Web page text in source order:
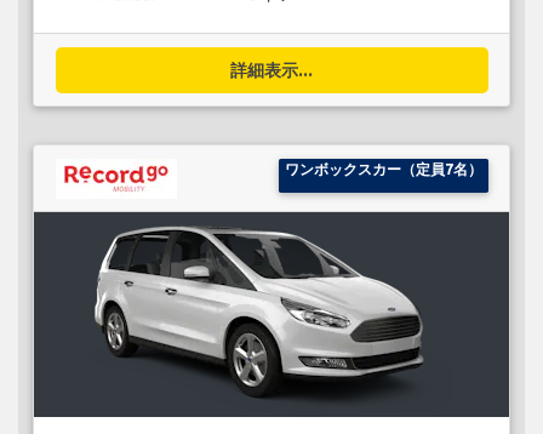
詳細表示...
ワンボックスカー（定員7名）